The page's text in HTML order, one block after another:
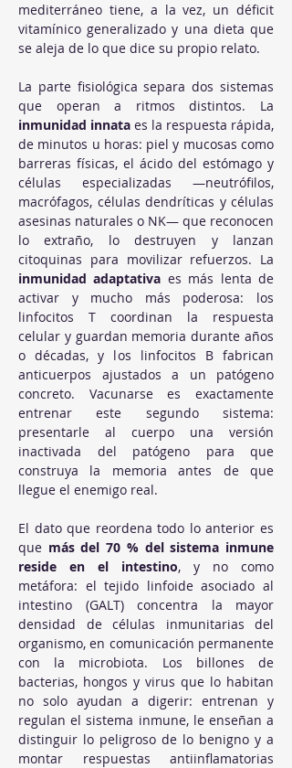
mediterráneo tiene, a la vez, un déficit
vitamínico generalizado y una dieta que
se aleja de lo que dice su propio relato.
La parte fisiológica separa dos sistemas
inmunidad innata es la respuesta rápida,
de minutos u horas: piel y mucosas como
barreras físicas, el ácido del estómago y
células especializadas —neutrófilos,
macrófagos, células dendríticas y células
asesinas naturales o NK— que reconocen
lo extraño, lo destruyen y lanzan
inmunidad adaptativa es más lenta de
activar y mucho más poderosa: los
linfocitos T coordinan la respuesta
celular y guardan memoria durante años
o décadas, y los linfocitos B fabrican
anticuerpos ajustados a un patógeno
concreto. Vacunarse es exactamente
entrenar este segundo sistema:
presentarle al cuerpo una versión
inactivada del patógeno para que
construya la memoria antes de que
llegue el enemigo real.
El dato que reordena todo lo anterior es
que más del 70 % del sistema inmune
reside en el intestino, y no como
metáfora: el tejido linfoide asociado al
intestino (GALT) concentra la mayor
densidad de células inmunitarias del
organismo, en comunicación permanente
con la microbiota. Los billones de
bacterias, hongos y virus que lo habitan
no solo ayudan a digerir: entrenan y
regulan el sistema inmune, le enseñan a
distinguir lo peligroso de lo benigno y a
montar respuestas antiinflamatorias